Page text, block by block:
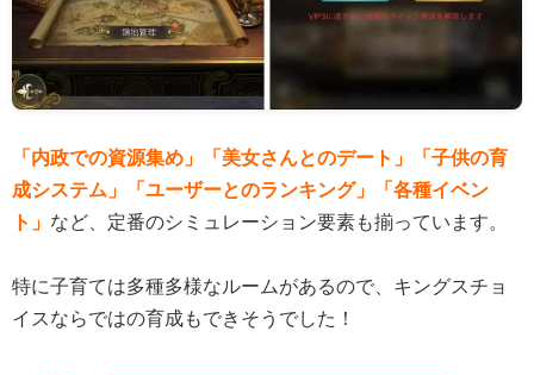
「内政での資源集め」「美女さんとのデート」「子供の育
成システム」「ユーザーとのランキング」「各種イベン
ト」 など、定番のシミュレーション要素も揃っています。
特に子育ては多種多様なルームがあるので、キングスチョ
イスならではの育成もできそうでした！